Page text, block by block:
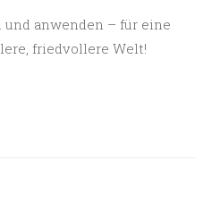
anwenden – für eine
friedvollere Welt!